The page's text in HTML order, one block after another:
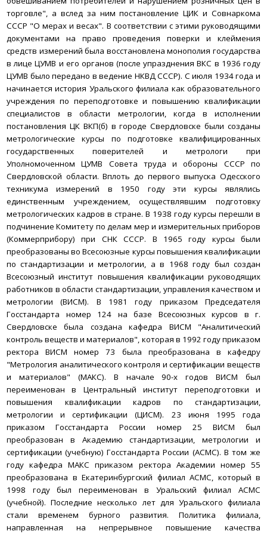
торговле", а вслед за ним постановление ЦИК и Совнаркома
СССР "О мерах и весах". В соответствии с этими руководящими
документами на право проведения поверки и клеймения
средств измерений была восстановлена монополия государства
в лице ЦУМВ и его органов (после упразднения ВКС в 1936 году
ЦУМВ было передано в ведение НКВД СССР). С июля 1934 года и
начинается история Уральского филиала как образовательного
учреждения по переподготовке и повышению квалификации
специалистов в области метрологии, когда в исполнении
постановления ЦК ВКП(б) в городе Свердловске были созданы
метрологические курсы по подготовке квалифицированных
государственных поверителей и метрологи при
Уполномоченном ЦУМВ Совета труда и обороны СССР по
Свердловской области.Вплоть до первого выпуска Одесского
техникума измерений в 1950 году эти курсы являлись
единственным учреждением, осуществлявшим подготовку
метрологических кадров в стране. В 1938 году курсы перешли в
подчинение Комитету по делам мер и измерительных приборов
(Коммерприбору) при СНК СССР.
В 1965 году курсы были
преобразованы во Всесоюзные курсы повышения квалификации
по стандартизации и метрологии, а в 1968 году был создан
Всесоюзный институт повышения квалификации руководящих
работников в области стандартизации, управления качеством и
метрологии (ВИСМ).
В 1981 году приказом Председателя
Госстандарта номер 124 на базе Всесоюзных курсов в г.
Свердловске была создана кафедра ВИСМ "Аналитический
контроль веществ и материалов", которая в 1992 году приказом
ректора ВИСМ номер 73 была преобразована в кафедру
"Метрология аналитического контроля и сертификации веществ
и материалов" (МАКС).
В начале 90-х годов ВИСМ был
переименован в Центральный институт переподготовки и
повышения квалификации кадров по стандартизации,
метрологии и сертификации (ЦИСМ). 23 июня 1995 года
приказом Госстандарта России номер 25 ВИСМ был
преобразован в Академию стандартизации, метрологии и
сертификации (учебную) Госстандарта России (АСМС). В том же
году кафедра МАКС приказом ректора Академии номер 55
преобразована в Екатеринбургский филиал АСМС, который в
1998 году был переименован в Уральский филиал АСМС
(учебной). Последние несколько лет для Уральского филиала
стали временем бурного развития. Политика филиала,
направленная на непрерывное повышение качества